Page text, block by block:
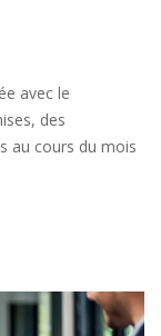
avec le
des
au cours du mois